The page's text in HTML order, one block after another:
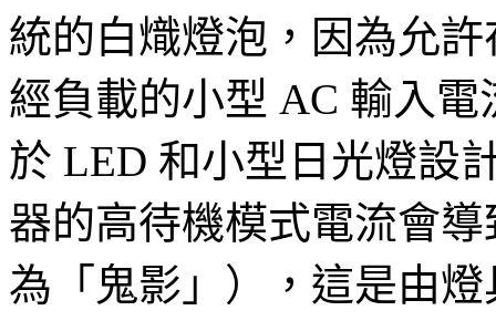
統的白熾燈泡，因為允
經負載的小型 AC 輸入
於 LED 和小型日光燈設
器的高待機模式電流會
為「鬼影」），這是由